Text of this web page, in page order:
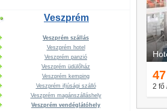
Veszprém
Veszprém szállás
Veszprém hotel
Veszprém panzió
Veszprém üdülőház
Veszprém kemping
Veszprém ifjúsági szálló
Veszprém magánszálláshely
Veszprém vendéglátóhely